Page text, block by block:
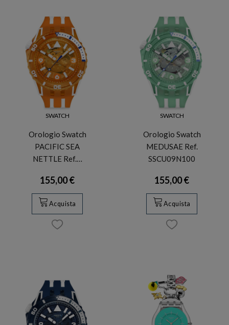
SWATCH
Orologio Swatch
PACIFIC SEA
NETTLE Ref.…
155,00 €
Acquista
SWATCH
Orologio Swatch
MEDUSAE Ref.
SSCU09N100
155,00 €
Acquista